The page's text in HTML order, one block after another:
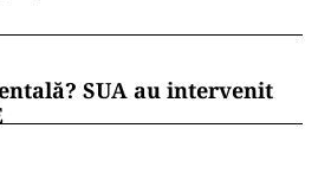
SUA au intervenit